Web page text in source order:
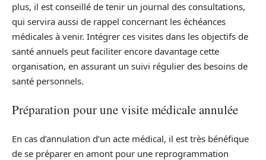
plus, il est conseillé de tenir un journal des consultations,
qui servira aussi de rappel concernant les échéances
médicales à venir. Intégrer ces visites dans les objectifs de
santé annuels peut faciliter encore davantage cette
organisation, en assurant un suivi régulier des besoins de
santé personnels.
Préparation pour une visite médicale annulée
En cas d’annulation d’un acte médical, il est très bénéfique
de se préparer en amont pour une reprogrammation